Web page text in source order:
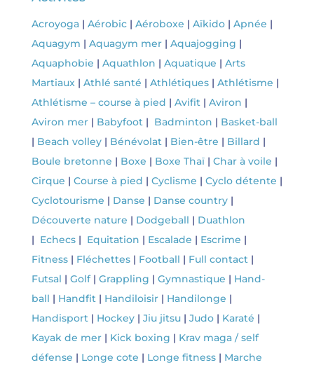
Acroyoga| Aérobic| Aéroboxe | Aïkido| Apnée |
Aquagym | Aquagym mer| Aquajogging |
Aquaphobie | Aquathlon | Aquatique | Arts
Martiaux| Athlé santé | Athlétiques| Athlétisme |
Athlétisme – course à pied | Avifit| Aviron |
Aviron mer| Babyfoot| Badminton | Basket-ball
| Beach volley| Bénévolat| Bien-être | Billard |
Boule bretonne | Boxe | Boxe Thaï| Char à voile |
Cirque | Course à pied | Cyclisme | Cyclo détente |
Cyclotourisme | Danse | Danse country|
Découverte nature | Dodgeball | Duathlon
| Echecs| Equitation | Escalade | Escrime |
Fitness| Fléchettes| Football | Full contact|
Futsal | Golf| Grappling | Gymnastique | Hand-
ball | Handfit| Handiloisir| Handilonge |
Handisport| Hockey| Jiu jitsu| Judo| Karaté |
Kayak de mer| Kick boxing | Krav maga / self
défense | Longe cote | Longe fitness| Marche